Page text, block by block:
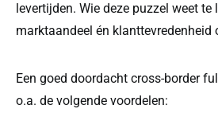
levertijden. Wie deze puzzel weet
marktaandeel én klanttevredenheid
Een goed doordacht cross-border
o.a. de volgende voordelen: